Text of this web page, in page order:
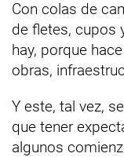
Con colas de
de fletes, cupos
hay, porque
obras,
Y este, tal vez,
que tener
algunos